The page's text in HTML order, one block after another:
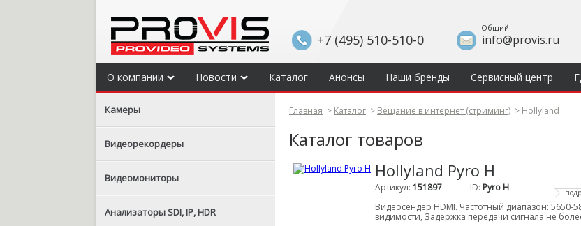
+7 (495) 510-510-0 info@provis.ru
Общий:
О компании Новости Каталог Анонсы Наши бренды Сервисный центр
Камеры
Видеорекордеры
Видеомониторы
Анализаторы SDI, IP, HDR
Главная > Каталог > Вещание в интернет (стриминг) > Hollyland
Каталог товаров
Hollyland Pyro H
Артикул: 151897 ID: Pyro H
Видеосендер HDMI. Частотный диапазон: 5650-
видимости, Задержка передачи сигнала не